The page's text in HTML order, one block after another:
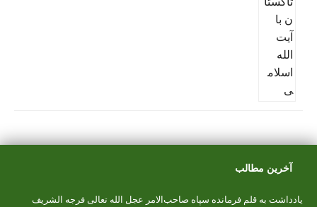
آخرین مطالب
یادداشت به قلم فرمانده سپاه صاحب‌الامر عجل الله تعالی فرجه الشریف